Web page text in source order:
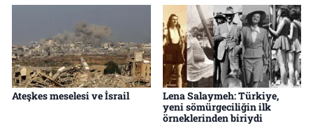
Ateşkes meselesi ve İsrail
Lena Salaymeh: Türkiye,
yeni sömürgeciliğin ilk
örneklerinden biriydi